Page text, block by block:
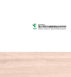
シ
ン
へ